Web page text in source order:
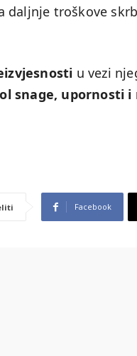
daljnje troškove
u vezi
snage, upornosti i
Facebook